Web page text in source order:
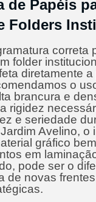
de Papéis
Folders
correta
folder
diretamente a
o
brancura e
rigidez
e seriedade
Avelino, o
gráfico
em
pode ser o
de novas